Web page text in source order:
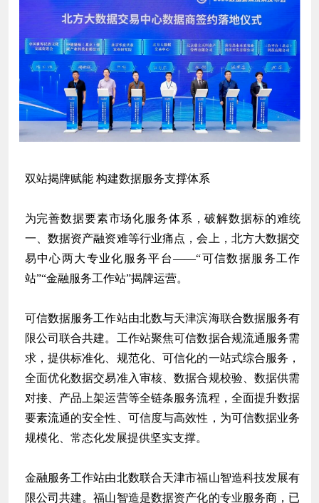
双站揭牌赋能 构建数据服务支撑体系
为完善数据要素市场化服务体系，破解数据标的难统
一、数据资产融资难等行业痛点，会上，北方大数据交
易中心两大专业化服务平台——“可信数据服务工作
站”“金融服务工作站”揭牌运营。
可信数据服务工作站由北数与天津滨海联合数据服务有
限公司联合共建。工作站聚焦可信数据合规流通服务需
求，提供标准化、规范化、可信化的一站式综合服务，
全面优化数据交易准入审核、数据合规校验、数据供需
对接、产品上架运营等全链条服务流程，全面提升数据
要素流通的安全性、可信度与高效性，为可信数据业务
规模化、常态化发展提供坚实支撑。
金融服务工作站由北数联合天津市福山智造科技发展有
限公司共建。福山智造是数据资产化的专业服务商，已